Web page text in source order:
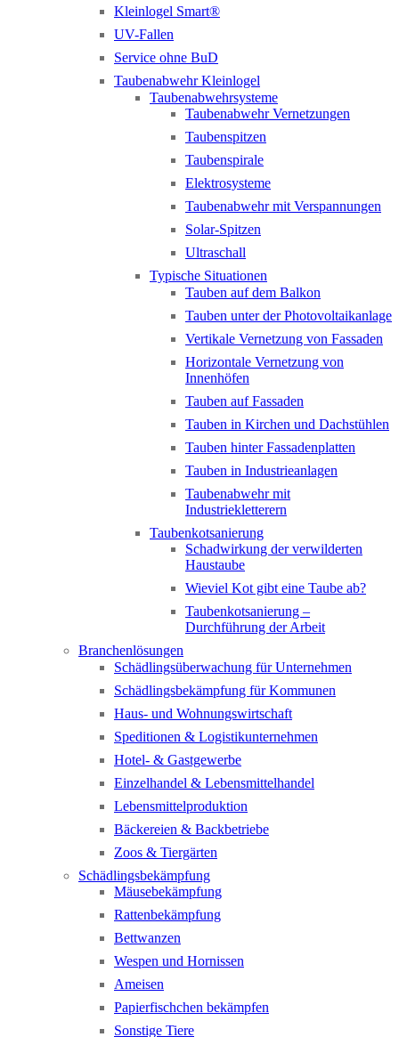
Kleinlogel Smart®
UV-Fallen
Service ohne BuD
Taubenabwehr Kleinlogel
Taubenabwehrsysteme
Taubenabwehr Vernetzungen
Taubenspitzen
Taubenspirale
Elektrosysteme
Taubenabwehr mit Verspannungen
Solar-Spitzen
Ultraschall
Typische Situationen
Tauben auf dem Balkon
Tauben unter der Photovoltaikanlage
Vertikale Vernetzung von Fassaden
Horizontale Vernetzung von
Innenhöfen
Tauben auf Fassaden
Tauben in Kirchen und Dachstühlen
Tauben hinter Fassadenplatten
Tauben in Industrieanlagen
Taubenabwehr mit
Industriekletterern
Taubenkotsanierung
Schadwirkung der verwilderten
Haustaube
Wieviel Kot gibt eine Taube ab?
Taubenkotsanierung –
Durchführung der Arbeit
Branchenlösungen
Schädlingsüberwachung für Unternehmen
Schädlingsbekämpfung für Kommunen
Haus- und Wohnungswirtschaft
Speditionen & Logistikunternehmen
Hotel- & Gastgewerbe
Einzelhandel & Lebensmittelhandel
Lebensmittelproduktion
Bäckereien & Backbetriebe
Zoos & Tiergärten
Schädlingsbekämpfung
Mäusebekämpfung
Rattenbekämpfung
Bettwanzen
Wespen und Hornissen
Ameisen
Papierfischchen bekämpfen
Sonstige Tiere